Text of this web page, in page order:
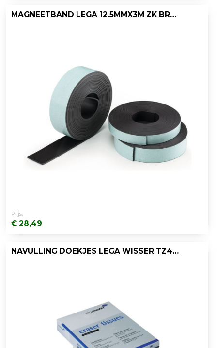
MAGNEETBAND LEGA 12,5MMX3M ZK BRUIN
Prijs:
€ 28,49
NAVULLING DOEKJES LEGA WISSER TZ4/PK 100